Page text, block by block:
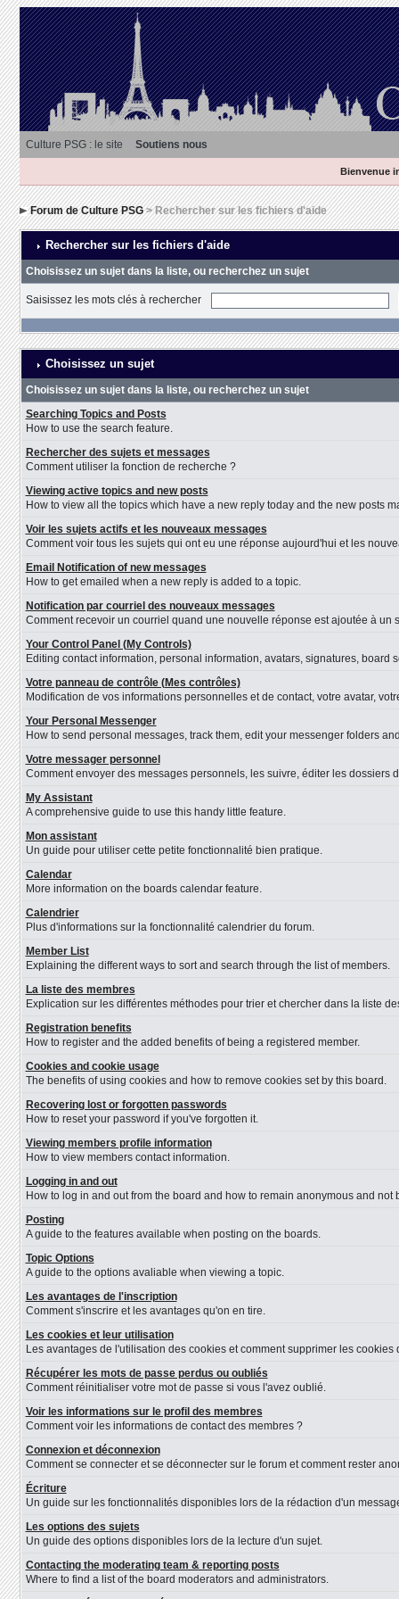
Culture PSG : le site Soutiens nous
Bienvenue
Forum de Culture PSG> Rechercher sur les fichiers d'aide
Rechercher sur les fichiers d'aide
Choisissez un sujet dans la liste, ou recherchez un sujet
Saisissez les mots clés à rechercher
Choisissez un sujet
Choisissez un sujet dans la liste, ou recherchez un sujet
Searching Topics and Posts
How to use the search feature.
Rechercher des sujets et messages
Comment utiliser la fonction de recherche ?
Viewing active topics and new posts
How to view all the topics which have a new reply today and the new posts
Voir les sujets actifs et les nouveaux messages
Comment voir tous les sujets qui ont eu une réponse aujourd'hui et les
Email Notification of new messages
How to get emailed when a new reply is added to a topic.
Notification par courriel des nouveaux messages
Comment recevoir un courriel quand une nouvelle réponse est ajoutée à un
Your Control Panel (My Controls)
Editing contact information, personal information, avatars, signatures, board
Votre panneau de contrôle (Mes contrôles)
Modification de vos informations personnelles et de contact, votre avatar,
Your Personal Messenger
How to send personal messages, track them, edit your messenger folders
Votre messager personnel
Comment envoyer des messages personnels, les suivre, éditer les dossiers
My Assistant
A comprehensive guide to use this handy little feature.
Mon assistant
Un guide pour utiliser cette petite fonctionnalité bien pratique.
Calendar
More information on the boards calendar feature.
Calendrier
Plus d'informations sur la fonctionnalité calendrier du forum.
Member List
Explaining the different ways to sort and search through the list of members.
La liste des membres
Explication sur les différentes méthodes pour trier et chercher dans la liste
Registration benefits
How to register and the added benefits of being a registered member.
Cookies and cookie usage
The benefits of using cookies and how to remove cookies set by this board.
Recovering lost or forgotten passwords
How to reset your password if you've forgotten it.
Viewing members profile information
How to view members contact information.
Logging in and out
How to log in and out from the board and how to remain anonymous and not
Posting
A guide to the features available when posting on the boards.
Topic Options
A guide to the options avaliable when viewing a topic.
Les avantages de l'inscription
Comment s'inscrire et les avantages qu'on en tire.
Les cookies et leur utilisation
Les avantages de l'utilisation des cookies et comment supprimer les cookies
Récupérer les mots de passe perdus ou oubliés
Comment réinitialiser votre mot de passe si vous l'avez oublié.
Voir les informations sur le profil des membres
Comment voir les informations de contact des membres ?
Connexion et déconnexion
Comment se connecter et se déconnecter sur le forum et comment rester
Écriture
Un guide sur les fonctionnalités disponibles lors de la rédaction d'un
Les options des sujets
Un guide des options disponibles lors de la lecture d'un sujet.
Contacting the moderating team & reporting posts
Where to find a list of the board moderators and administrators.